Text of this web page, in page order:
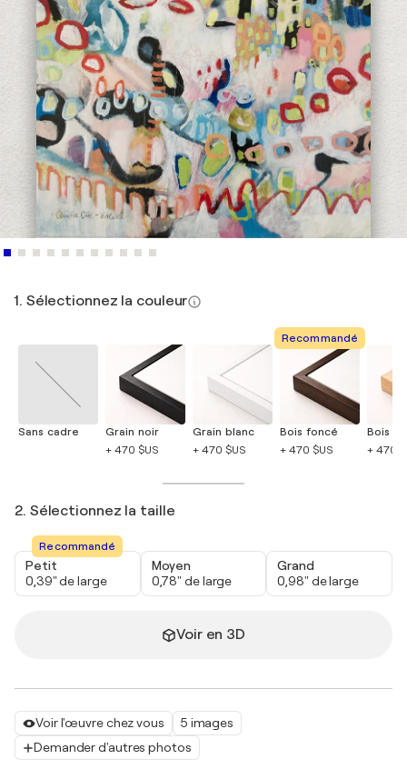
Voir l'œuvre chez vous
5 images
Demander d'autres photos
1. Sélectionnez la couleur
Sans cadre
Grain noir
+ 470 $US
Grain blanc
+ 470 $US
Recommandé
Bois foncé
+ 470 $US
Bois
+ 470
2. Sélectionnez la taille
Recommandé
Petit
0,39" de large
Moyen
0,78" de large
Grand
0,98" de large
Voir en 3D